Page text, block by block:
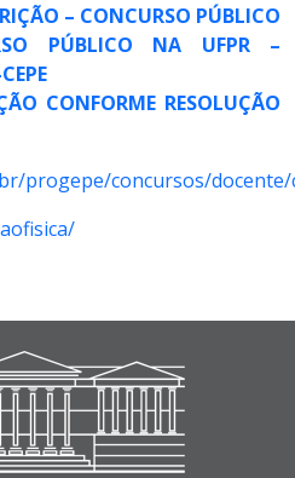
– CONCURSO PÚBLICO
PÚBLICO NA UFPR –
CONFORME RESOLUÇÃO
progepe/concursos/